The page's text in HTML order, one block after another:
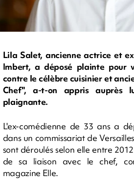
Lila Salet, ancienne actrice et
Imbert, a déposé plainte pour
contre le célèbre cuisinier et
Chef", a-t-on appris auprès
plaignante.
L'ex-comédienne de 33 ans a
dans un commissariat de
sont déroulés selon elle entre
de sa liaison avec le chef,
magazine Elle.